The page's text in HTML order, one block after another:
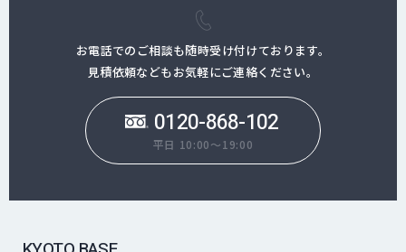
お電話でのご相談も随時受け付けております。
見積依頼などもお気軽にご連絡ください。
0120-868-102
平日 10:00～19:00